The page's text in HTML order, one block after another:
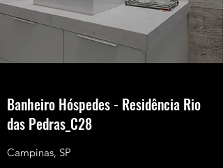
Banheiro Hóspedes - Residência Rio
das Pedras_C28
Campinas, SP